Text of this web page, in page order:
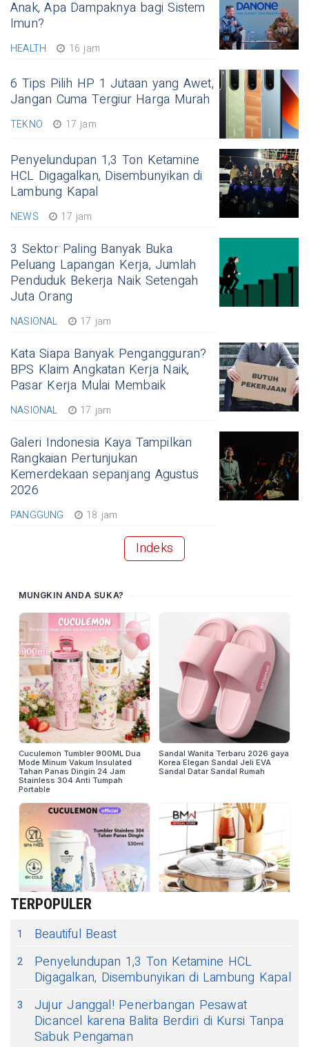
Anak, Apa Dampaknya bagi Sistem
Imun?
HEALTH 16 jam
6 Tips Pilih HP 1 Jutaan yang Awet,
Jangan Cuma Tergiur Harga Murah
TEKNO 17 jam
Penyelundupan 1,3 Ton Ketamine
HCL Digagalkan, Disembunyikan di
Lambung Kapal
NEWS 17 jam
3 Sektor Paling Banyak Buka
Peluang Lapangan Kerja, Jumlah
Penduduk Bekerja Naik Setengah
Juta Orang
NASIONAL 17 jam
Kata Siapa Banyak Pengangguran?
BPS Klaim Angkatan Kerja Naik,
Pasar Kerja Mulai Membaik
NASIONAL 17 jam
Galeri Indonesia Kaya Tampilkan
Rangkaian Pertunjukan
Kemerdekaan sepanjang Agustus
2026
PANGGUNG 18 jam
Indeks
TERPOPULER
1 Beautiful Beast
2
Penyelundupan 1,3 Ton Ketamine HCL
Digagalkan, Disembunyikan di Lambung Kapal
3
Jujur Janggal! Penerbangan Pesawat
Dicancel karena Balita Berdiri di Kursi Tanpa
Sabuk Pengaman